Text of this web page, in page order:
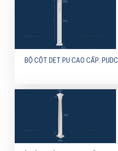
BỘ CỘT DẸT PU CAO CẤP: